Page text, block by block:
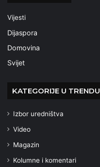
Vijesti
Dijaspora
Domovina
Svijet
KATEGORIJE U TRENDU
Izbor uredništva
Video
Magazin
Kolumne i komentari